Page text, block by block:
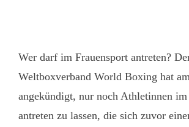
Wer darf im Frauensport antreten?
Weltboxverband World Boxing hat
angekündigt, nur noch Athletinnen im
antreten zu lassen, die sich zuvor